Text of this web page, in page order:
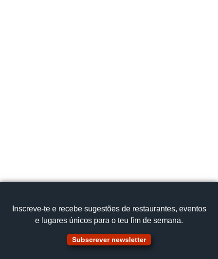
Inscreve‑te e recebe sugestões de restaurantes, eventos
e lugares únicos para o teu fim de semana.
Subscrever newsletter